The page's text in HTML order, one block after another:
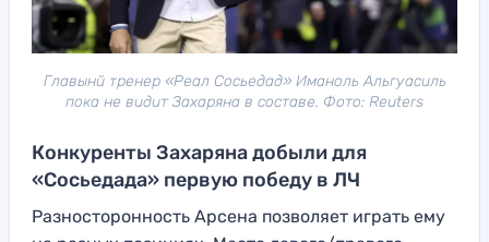
Главынй тренер «Реал Сосьедад» Иманоль Альгуасиль
пока не видит Захаряна в составе. Фото: Reuters
Конкуренты Захаряна добыли для
«Сосьедада» первую победу в ЛЧ
Разносторонность Арсена позволяет играть ему